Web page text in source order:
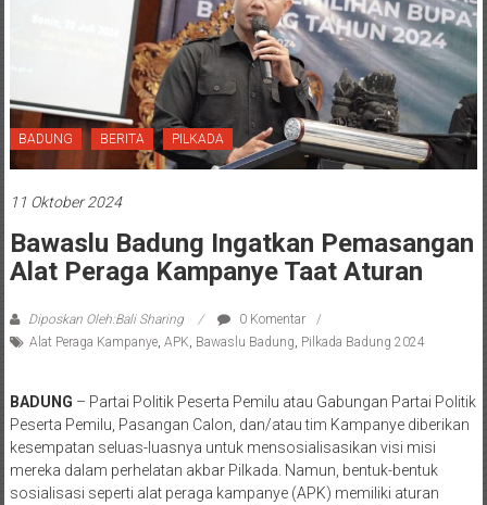
BADUNG BERITA PILKADA
11 Oktober 2024
Bawaslu Badung Ingatkan Pemasangan
Alat Peraga Kampanye Taat Aturan
Diposkan Oleh:Bali Sharing
0 Komentar
Alat Peraga Kampanye, APK Bawaslu Badung Pilkada Badung 2024
BADUNG – Partai Politik Peserta Pemilu atau Gabungan Partai Politik
Peserta Pemilu, Pasangan Calon, dan/atau tim Kampanye diberikan
kesempatan seluas-luasnya untuk mensosialisasikan visi misi
mereka dalam perhelatan akbar Pilkada. Namun, bentuk-bentuk
sosialisasi seperti alat peraga kampanye (APK) memiliki aturan